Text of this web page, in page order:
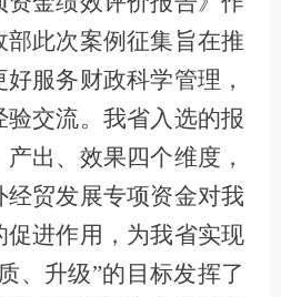
此次案例征集旨在推
服务财政科学管理，
交流。我省入选的报
出、效果四个维度，
经贸发展专项资金对我
进作用，为我省实现
、升级”的目标发挥了